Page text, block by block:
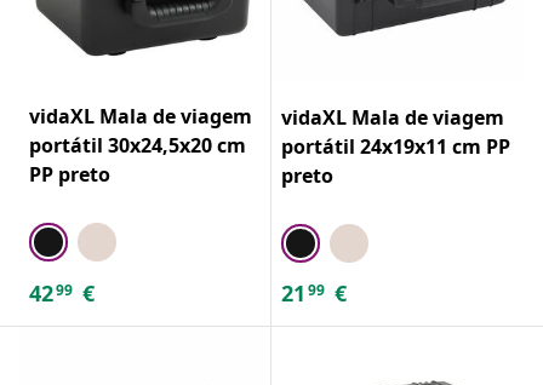
vidaXL Mala de viagem
portátil 30x24,5x20 cm
PP preto
4299 €
vidaXL Mala de viagem
portátil 24x19x11 cm PP
preto
21 99 €